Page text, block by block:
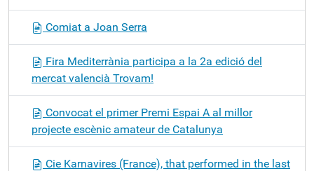
Comiat a Joan Serra
Fira Mediterrània participa a la 2a edició del
mercat valencià Trovam!
Convocat el primer Premi Espai A al millor
projecte escènic amateur de Catalunya
Cie Karnavires (France), that performed in the last